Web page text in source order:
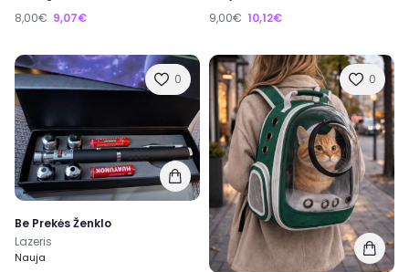
8,00€ 9,07€ 9,00€ 10,12€
0
Be Prekės Ženklo
Lazeris
Nauja
0